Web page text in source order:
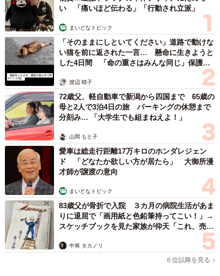
い 「痛いほど伝わる」「行動され立派」
まいどなトピック
「そのままにしといてください」道路で動けな
い猫を前に返された一言… 懸命に生きようと
した4日間 「命の重さはみんな同じ」保護団
渡辺 晴子
72歳父、軽自動車で新潟から四国まで 65歳の
母と2人で3泊4日の旅 パーキングの休憩まで
分刻み… 「大学生でも組まねえよ！」
山岡 もと子
愛車は総走行距離17万キロのホンダレジェン
ド 「どなたか欲しい方が居たら」 大御所漫
才師が譲渡の意向
まいどなトピック
83歳父が骨折で入院 ３カ月の病院生活があま
りに退屈で「画用紙と色鉛筆持ってこい！」→
スケッチブックを見た家族が仰天「これ、売れ
中将 タカノリ
６位以降を見る